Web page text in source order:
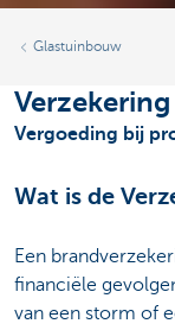
Glastuinbouw
Vergoeding bij
Wat is de
Een
financiële
van een storm of